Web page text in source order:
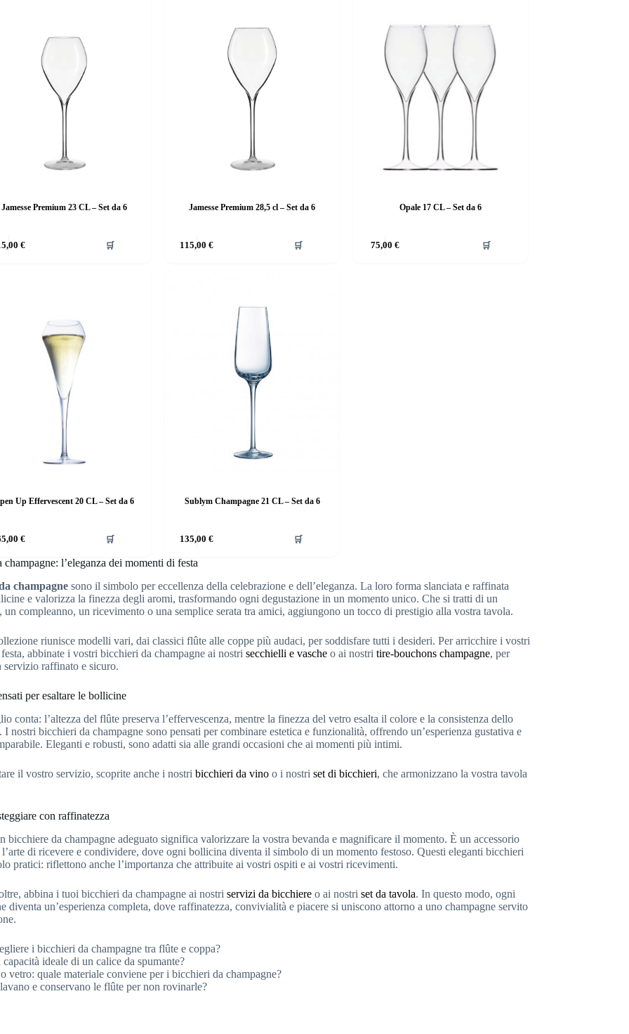
Jamesse Premium 23 CL – Set da 6
€ 🛒
Jamesse Premium 28,5 cl – Set da 6
115,00€ 🛒
Opale 17 CL – Set da 6
75,00 € 🛒
Up Effervescent 20 CL – Set da 6
€ 🛒
Sublym Champagne 21 CL – Set da 6
135,00€ 🛒
l’eleganza dei momenti di festa
champagnesono il simbolo per eccellenza della celebrazione e dell’eleganza. La loro forma slanciata e raffinata
e valorizza la finezza degli aromi, trasformando ogni degustazione in un momento unico. Che si tratti di un
un compleanno, un ricevimento o una semplice serata tra amici, aggiungono un tocco di prestigio alla vostra tavola.
riunisce modelli vari, dai classici flûte alle coppe più audaci, per soddisfare tutti i desideri. Per arricchire i vostri
abbinate i vostri bicchieri da champagne ai nostri secchielli e vascheo ai nostri tire-bouchons champagne, per
servizio raffinato e sicuro.
per esaltare le bollicine
conta: l’altezza del flûte preserva l’effervescenza, mentre la finezza del vetro esalta il colore e la consistenza dello
I nostri bicchieri da champagne sono pensati per combinare estetica e funzionalità, offrendo un’esperienza gustativa e
Eleganti e robusti, sono adatti sia alle grandi occasioni che ai momenti più intimi.
il vostro servizio, scoprite anche i nostri bicchieri da vinoo i nostri set di bicchieri, che armonizzano la vostra tavola
con raffinatezza
bicchiere da champagne adeguato significa valorizzare la vostra bevanda e magnificare il momento. È un accessorio
l’arte di ricevere e condividere, dove ogni bollicina diventa il simbolo di un momento festoso. Questi eleganti bicchieri
pratici: riflettono anche l’importanza che attribuite ai vostri ospiti e ai vostri ricevimenti.
abbina i tuoi bicchieri da champagne ai nostri servizi da bicchiereo ai nostri set da tavola. In questo modo, ogni
diventa un’esperienza completa, dove raffinatezza, convivialità e piacere si uniscono attorno a uno champagne servito
i bicchieri da champagne tra flûte e coppa?
ideale di un calice da spumante?
vetro: quale materiale conviene per i bicchieri da champagne?
e conservano le flûte per non rovinarle?